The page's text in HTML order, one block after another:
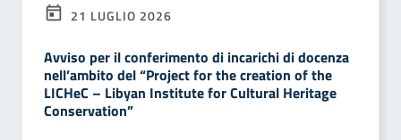
21 LUGLIO 2026
Avviso per il conferimento di incarichi di docenza
nell’ambito del “Project for the creation of the
LICHeC – Libyan Institute for Cultural Heritage
Conservation”